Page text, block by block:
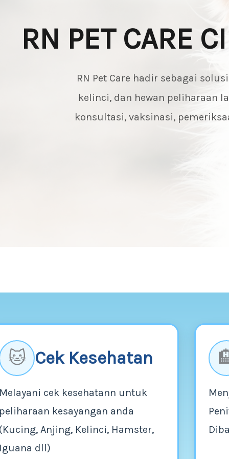
RN PET CARE
RN Pet Care hadir sebagai
kelinci, dan hewan peliharaan
konsultasi, vaksinasi,
🐱 Cek Kesehatan
cek kesehatann untuk
kesayangan anda
Anjing, Kelinci, Hamster,
dll)